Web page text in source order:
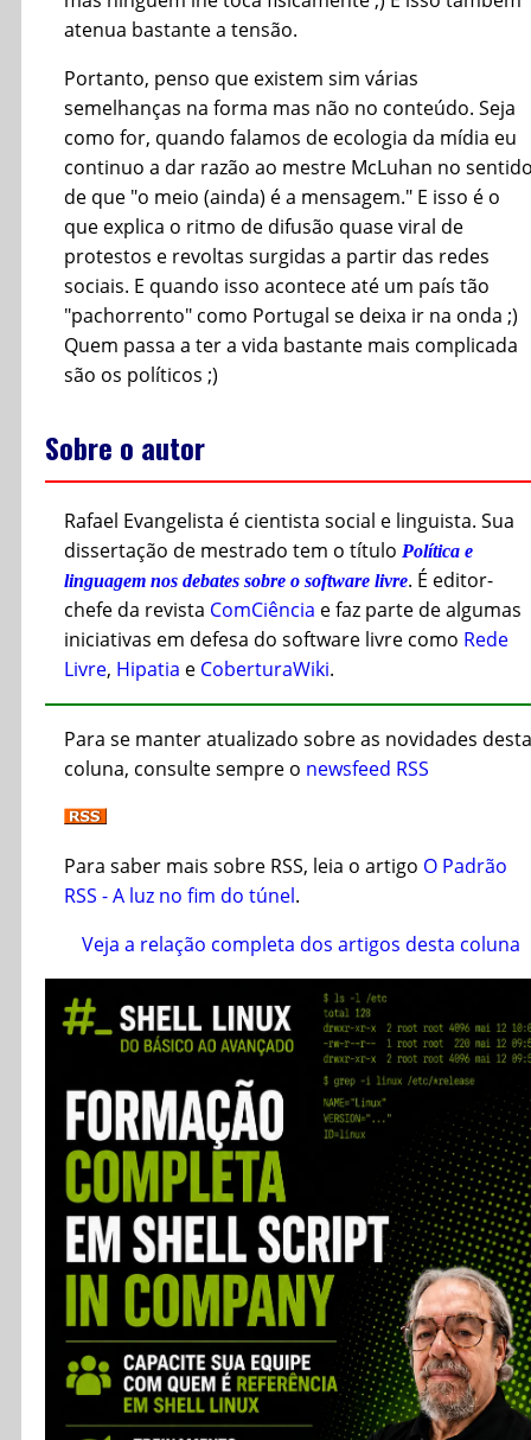
atenua bastante a tensão.
Portanto, penso que existem sim várias
semelhanças na forma mas não no conteúdo. Seja
como for, quando falamos de ecologia da mídia eu
continuo a dar razão ao mestre McLuhan no
de que "o meio (ainda) é a mensagem." E isso é o
que explica o ritmo de difusão quase viral de
protestos e revoltas surgidas a partir das redes
sociais. E quando isso acontece até um país tão
"pachorrento" como Portugal se deixa ir na onda ;)
Quem passa a ter a vida bastante mais complicada
são os políticos ;)
Sobre o autor
Rafael Evangelista é cientista social e linguista. Sua
dissertação de mestrado tem o título Política e
linguagem nos debates sobre o software livre. É editor-
chefe da revista ComCiência e faz parte de algumas
iniciativas em defesa do software livre como Rede
Livre, Hipatia e CoberturaWiki.
Para se manter atualizado sobre as novidades desta
coluna, consulte sempre o newsfeed RSS
Para saber mais sobre RSS, leia o artigo O Padrão
RSS - A luz no fim do túnel.
Veja a relação completa dos artigos desta coluna